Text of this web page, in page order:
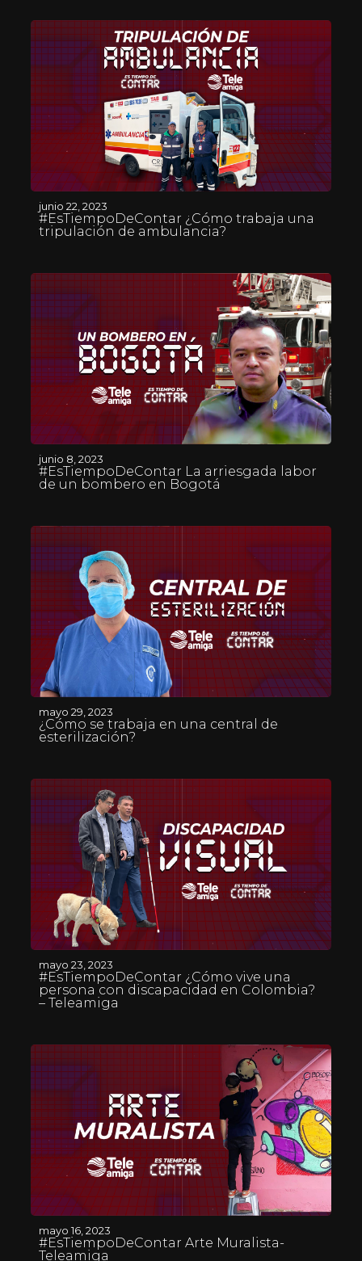
junio 22, 2023
#EsTiempoDeContar ¿Cómo trabaja una
tripulación de ambulancia?
junio 8, 2023
#EsTiempoDeContar La arriesgada labor
de un bombero en Bogotá
mayo 29, 2023
¿Cómo se trabaja en una central de
esterilización?
mayo 23, 2023
#EsTiempoDeContar ¿Cómo vive una
persona con discapacidad en Colombia?
– Teleamiga
mayo 16, 2023
#EsTiempoDeContar Arte Muralista-
Teleamiga